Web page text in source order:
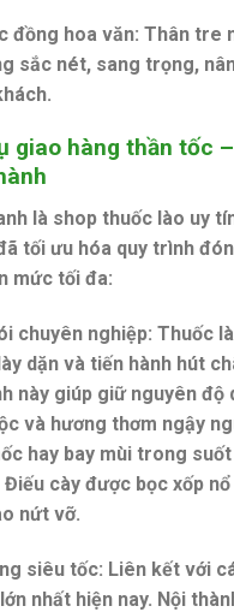
đồng hoa văn: Thân tre
sắc nét, sang trọng,
giao hàng thần tốc
là shop thuốc lào uy
tối ưu hóa quy trình
mức tối đa:
chuyên nghiệp: Thuốc
dặn và tiến hành hút
này giúp giữ nguyên độ
và hương thơm ngậy
hay bay mùi trong
Điếu cày được bọc xốp
nứt vỡ.
siêu tốc: Liên kết với
nhất hiện nay. Nội